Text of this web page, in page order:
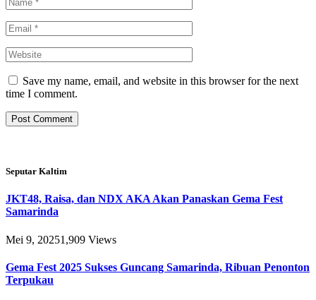
Save my name, email, and website in this browser for the next
time I comment.
Seputar Kaltim
JKT48, Raisa, dan NDX AKA Akan Panaskan Gema Fest
Samarinda
Mei 9, 20251,909 Views
Gema Fest 2025 Sukses Guncang Samarinda, Ribuan Penonton
Terpukau